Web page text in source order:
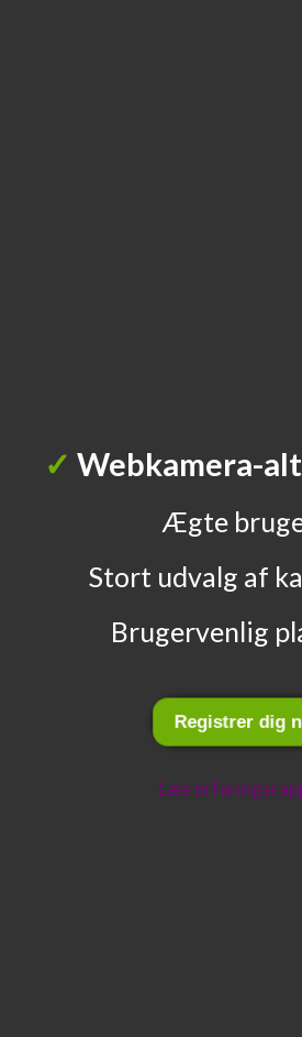
✓ Webkamera-
Ægte
Stort udvalg af
Brugervenlig
Registrer dig
Læs